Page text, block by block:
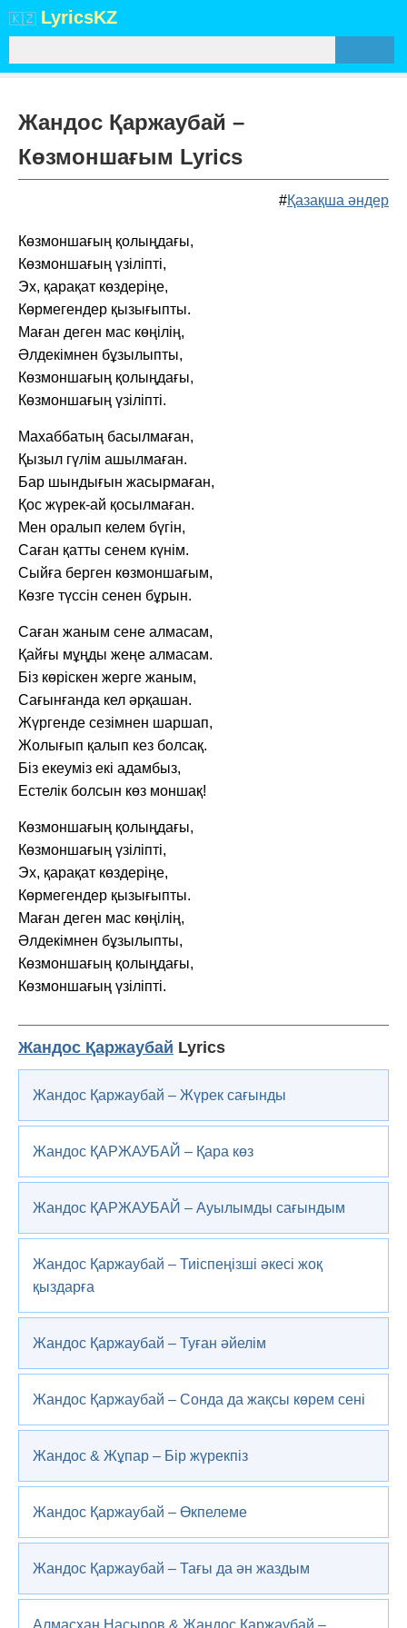
🇰🇿 LyricsKZ
Жандос Қаржаубай –
Көзмоншағым Lyrics
#Қазақша әндер
Көзмоншағың қолыңдағы,
Көзмоншағың үзіліпті,
Эх, қарақат көздеріңе,
Көрмегендер қызығыпты.
Маған деген мас көңілің,
Әлдекімнен бұзылыпты,
Көзмоншағың қолыңдағы,
Көзмоншағың үзіліпті.
Махаббатың басылмаған,
Қызыл гүлім ашылмаған.
Бар шындығын жасырмаған,
Қос жүрек-ай қосылмаған.
Мен оралып келем бүгін,
Саған қатты сенем күнім.
Сыйға берген көзмоншағым,
Көзге түссін сенен бұрын.
Саған жаным сене алмасам,
Қайғы мұңды жеңе алмасам.
Біз көріскен жерге жаным,
Сағынғанда кел әрқашан.
Жүргенде сезімнен шаршап,
Жолығып қалып кез болсақ.
Біз екеуміз екі адамбыз,
Естелік болсын көз моншақ!
Көзмоншағың қолыңдағы,
Көзмоншағың үзіліпті,
Эх, қарақат көздеріңе,
Көрмегендер қызығыпты.
Маған деген мас көңілің,
Әлдекімнен бұзылыпты,
Көзмоншағың қолыңдағы,
Көзмоншағың үзіліпті.
Жандос Қаржаубай Lyrics
Жандос Қаржаубай – Жүрек сағынды
Жандос ҚАРЖАУБАЙ – Қара көз
Жандос ҚАРЖАУБАЙ – Ауылымды сағындым
Жандос Қаржаубай – Тиіспеңізші әкесі жоқ
қыздарға
Жандос Қаржаубай – Туған әйелім
Жандос Қаржаубай – Сонда да жақсы көрем сені
Жандос & Жұпар – Бір жүрекпіз
Жандос Қаржаубай – Өкпелеме
Жандос Қаржаубай – Тағы да ән жаздым
Алмасхан Насыров & Жандос Қаржаубай –